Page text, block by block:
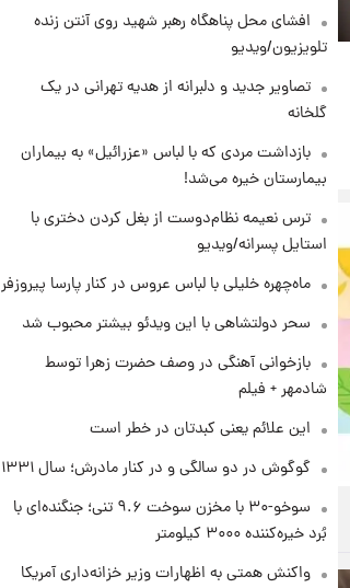
افشای محل پناهگاه‌ رهبر شهید روی آنتن زنده
تلویزیون/ویدیو
تصاویر جدید و دلبرانه از هدیه تهرانی در یک
گلخانه
بازداشت مردی که با لباس «عزرائیل» به بیماران
بیمارستان خیره می‌شد!
ترس نعیمه نظام‌دوست از بغل کردن دختری با
استایل پسرانه/ویدیو
ماه‌چهره خلیلی با لباس عروس در کنار پارسا پیروزفر
سحر دولتشاهی با این ویدئو بیشتر محبوب شد
بازخوانی آهنگی در وصف حضرت زهرا توسط
شادمهر + فیلم
این علائم یعنی کبدتان در خطر است
گوگوش در دو سالگی و در کنار مادرش؛ سال ۱۳۳۱
سوخو-۳۰ با مخزن سوخت ۹.۶ تنی؛ جنگنده‌ای با
بُرد خیره‌کننده ۳۰۰۰ کیلومتر
واکنش همتی به اظهارات وزیر خزانه‌داری آمریکا